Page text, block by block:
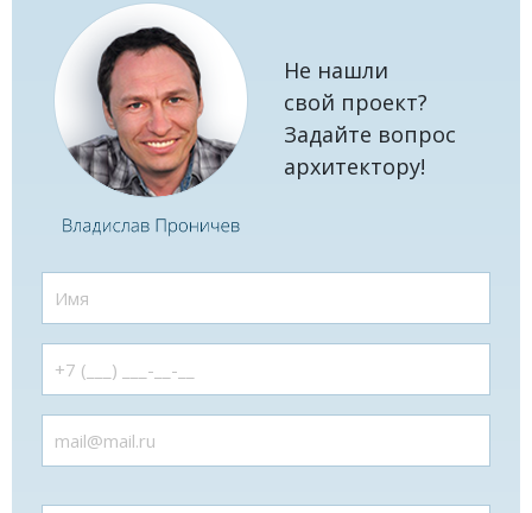
Не нашли
свой проект?
Задайте вопрос
архитектору!